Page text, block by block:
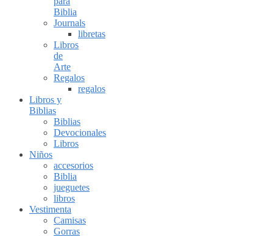
Biblia
Journals
libretas
Libros
de
Arte
Regalos
regalos
Libros y
Biblias
Biblias
Devocionales
Libros
Niños
accesorios
Biblia
jueguetes
libros
Vestimenta
Camisas
Gorras